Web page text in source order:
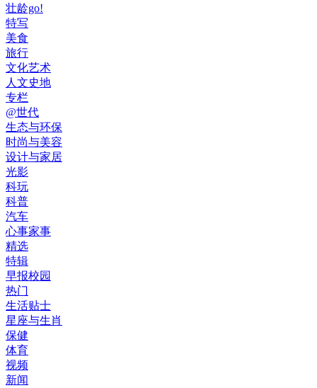
壮龄go!
特写
美食
旅行
文化艺术
人文史地
专栏
@世代
生态与环保
时尚与美容
设计与家居
光影
科玩
科普
汽车
心事家事
精选
特辑
早报校园
热门
生活贴士
星座与生肖
保健
体育
视频
新闻